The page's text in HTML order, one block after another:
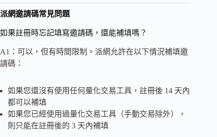
派網邀請碼常見問題
如果註冊時忘記填寫邀請碼，還能補填嗎？
A1：可以，但有時間限制。派網允許在以下情況補填邀
請碼：
如果您還沒有使用任何量化交易工具，註冊後 14 天內
都可以補填
如果您已經使用過量化交易工具（手動交易除外），
則只能在註冊後的 3 天內補填